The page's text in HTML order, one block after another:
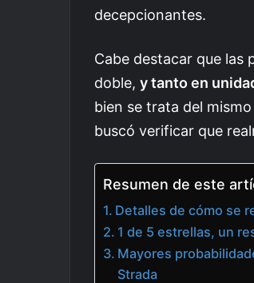
decepcionantes.
Cabe destacar que las
doble, y tanto en
bien se trata del
buscó verificar que
Resumen de este
Detalles de cómo se
1 de 5 estrellas, un
Mayores
Strada